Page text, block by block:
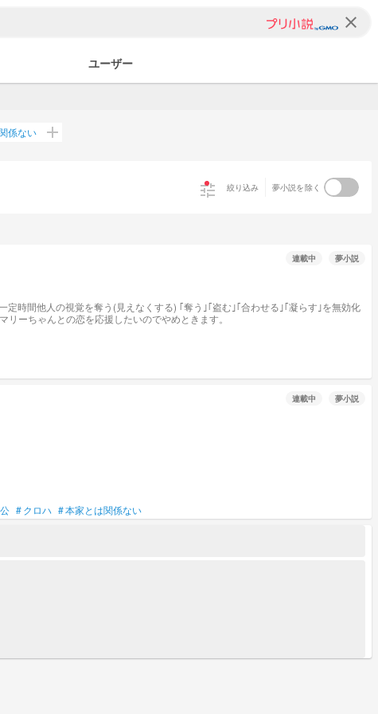
clear
ユーザー
係ない add
tune 絞り込み 夢小説を除く
連載中 夢小説
ですね。はい。僕の推しはセトなんすけどマリーちゃんとの恋を応援したいのでやめときます。
連載中 夢小説
#クロハ #本家とは関係ない